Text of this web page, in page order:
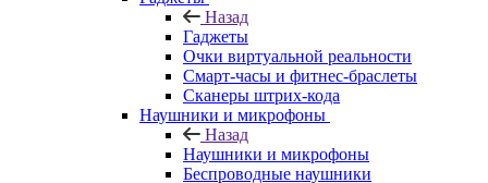
Назад
Гаджеты
Очки виртуальной реальности
Смарт-часы и фитнес-браслеты
Сканеры штрих-кода
Наушники и микрофоны
Назад
Наушники и микрофоны
Беспроводные наушники